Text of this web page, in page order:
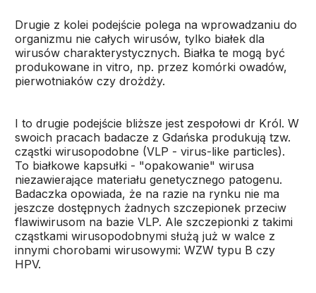
Drugie z kolei podejście polega na wprowadzaniu do
organizmu nie całych wirusów, tylko białek dla
wirusów charakterystycznych. Białka te mogą być
produkowane in vitro, np. przez komórki owadów,
pierwotniaków czy drożdży.
I to drugie podejście bliższe jest zespołowi dr Król. W
swoich pracach badacze z Gdańska produkują tzw.
cząstki wirusopodobne (VLP - virus-like particles).
To białkowe kapsułki - "opakowanie" wirusa
niezawierające materiału genetycznego patogenu.
Badaczka opowiada, że na razie na rynku nie ma
jeszcze dostępnych żadnych szczepionek przeciw
flawiwirusom na bazie VLP. Ale szczepionki z takimi
cząstkami wirusopodobnymi służą już w walce z
innymi chorobami wirusowymi: WZW typu B czy
HPV.